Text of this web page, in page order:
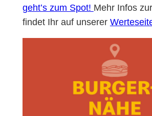
geht’s zum Spot! Mehr Infos
findet Ihr auf unserer